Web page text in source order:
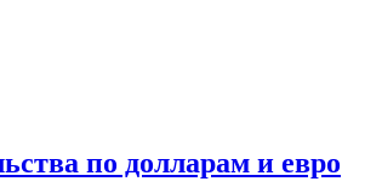
по долларам и евро